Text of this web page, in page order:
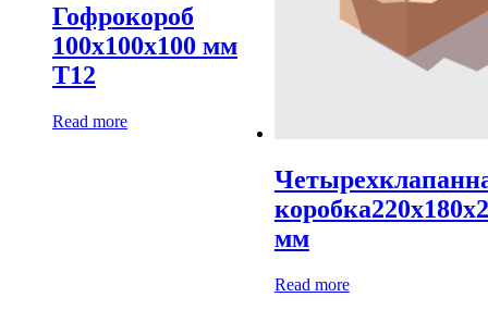
Гофрокороб
100х100х100 мм
Т12
Read more
мм
Read more